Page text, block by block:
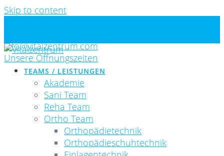
Skip to content
info@vitalzentrum.com
Unsere Öffnungszeiten
TEAMS / LEISTUNGEN
Akademie
Sani Team
Reha Team
Ortho Team
Orthopädietechnik
Orthopädieschuhtechnik